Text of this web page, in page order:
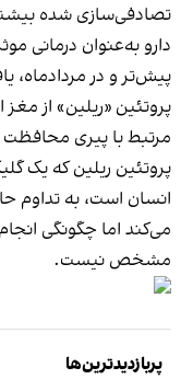
تصادفی‌سازی شده بیشتر
دارو به‌عنوان درمانی
پیش‌تر و در
پروتئین «ریلین» از مغز
مرتبط با پیری
پروتئین ریلین که یک
انسان است، به تداوم
می‌کند اما چگونگی
مشخص نیست.
پربازدیدترین‌ها